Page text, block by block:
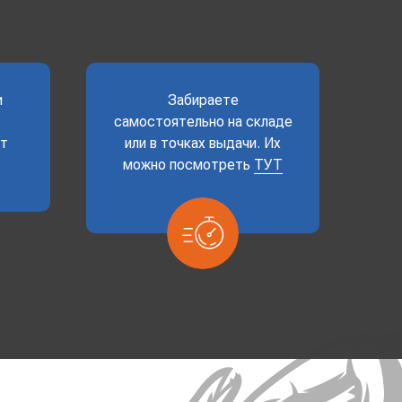
Забираете
самостоятельно на складе
или в точках выдачи. Их
можно посмотреть ТУТ